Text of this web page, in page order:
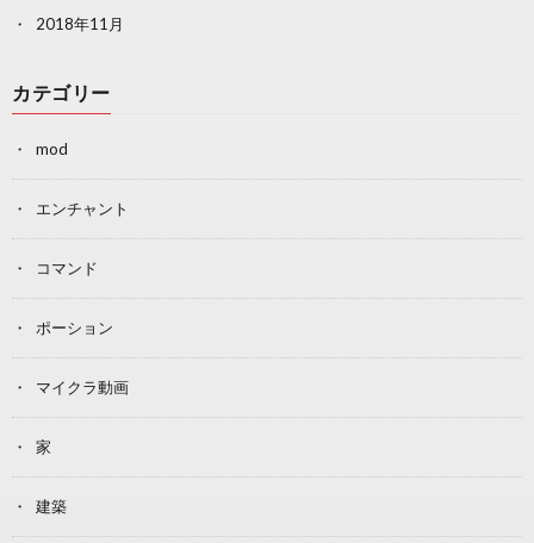
2018年11月
カテゴリー
mod
エンチャント
コマンド
ポーション
マイクラ動画
家
建築